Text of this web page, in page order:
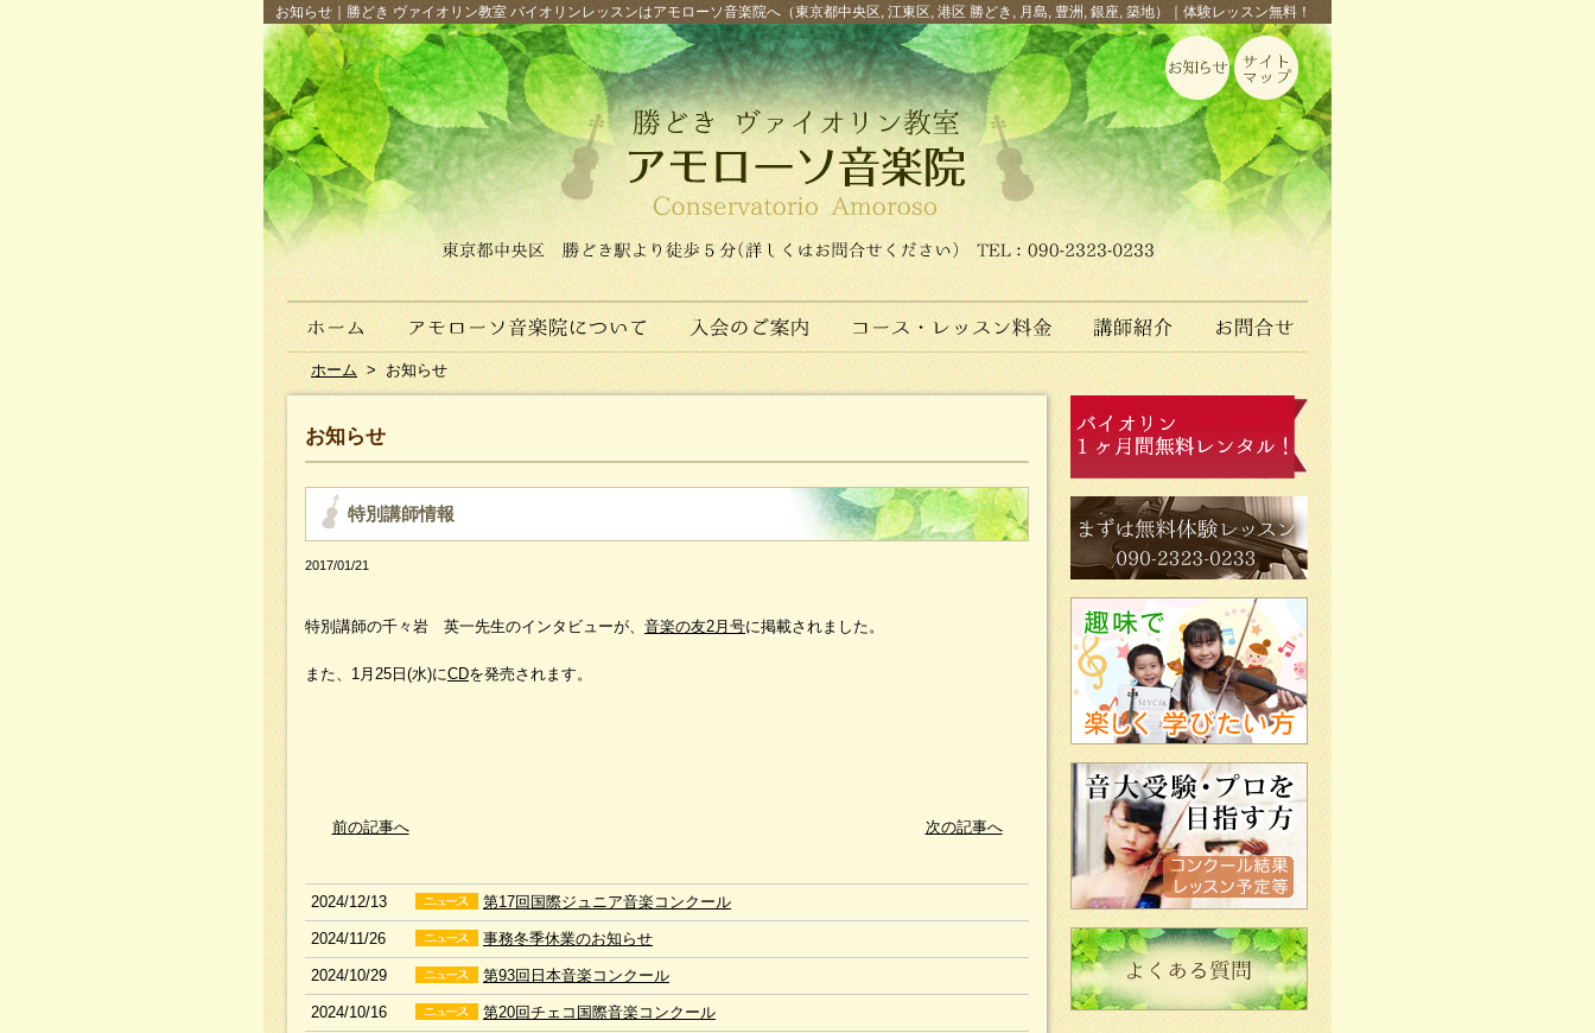
お知らせ｜勝どき ヴァイオリン教室 バイオリンレッスンはアモローソ音楽院へ（東京都中央区, 江東区, 港区 勝どき, 月島, 豊洲, 銀座, 築地）｜体験レッスン無料！
ホーム > お知らせ
お知らせ
特別講師情報
2017/01/21
特別講師の千々岩 英一先生のインタビューが、 音楽の友2月号に掲載されました。
また、1月25日(水)にCDを発売されます。
前の記事へ 次の記事へ
2024/12/13 第17回国際ジュニア音楽コンクール
2024/11/26 事務冬季休業のお知らせ
2024/10/29 第93回日本音楽コンクール
2024/10/16 第20回チェコ国際音楽コンクール